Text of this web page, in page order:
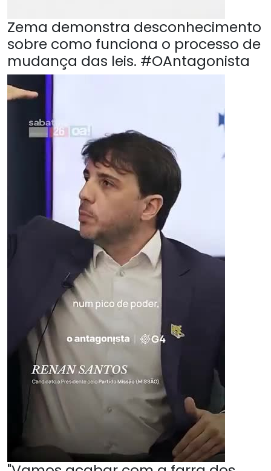
Zema demonstra desconhecimento
sobre como funciona o processo de
mudança das leis. #OAntagonista